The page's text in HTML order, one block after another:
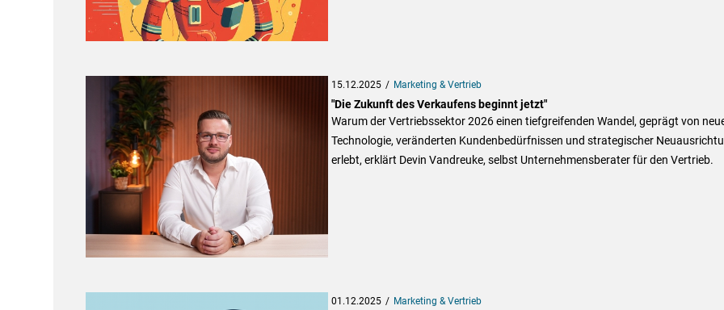
15.12.2025 Marketing & Vertrieb
"Die Zukunft des Verkaufens beginnt jetzt"
Warum der Vertriebssektor 2026 einen tiefgreifenden Wandel, geprägt von
Technologie, veränderten Kundenbedürfnissen und strategischer
erlebt, erklärt Devin Vandreuke, selbst Unternehmensberater für den Vertrieb.
01.12.2025 Marketing & Vertrieb